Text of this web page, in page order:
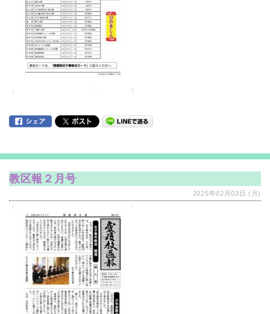
教区報２月号
2025年02月03日 (月)